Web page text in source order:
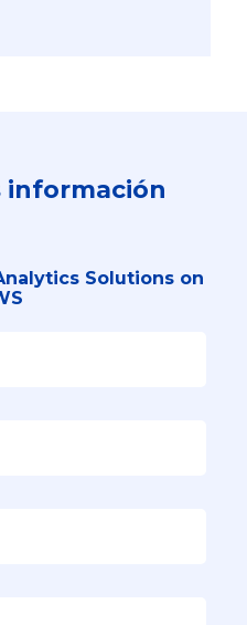
información
Solutions on